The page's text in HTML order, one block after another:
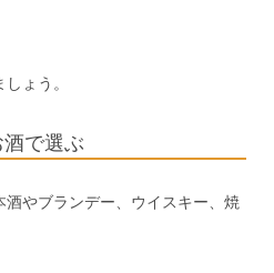
ょう。
で選ぶ
やブランデー、ウイスキー、焼